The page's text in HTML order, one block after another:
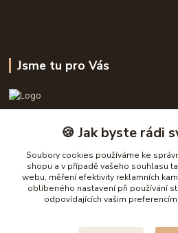
Jsme tu pro Vás
Frühauf Emanuel, Havelková Dagmar
777632148, 777 832 148
obchod@opasky.cz
🍪 Jak byste rádi
Soubory cookies používáme ke
shopu a v případě vašeho souhlasu
webu, měření efektivity reklamních
oblíbeného nastavení při používání
odpovídajících vašim preferencím.